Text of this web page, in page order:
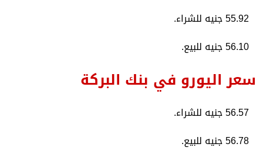
55.92 جنيه للشراء.
56.10 جنيه للبيع.
سعر اليورو في بنك البركة
56.57 جنيه للشراء.
56.78 جنيه للبيع.